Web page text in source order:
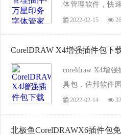
体管理软件，快
快捷操作方式，
邦软件园提供这
测在coreldrawX8
2022-02-15
CorelDRAW X4增强插件包下
coreldraw X4增
具包，佐邦软件
CorelDRAW X4增
包括：自动流水
2022-02-14
北极鱼CorelDRAWX6插件包